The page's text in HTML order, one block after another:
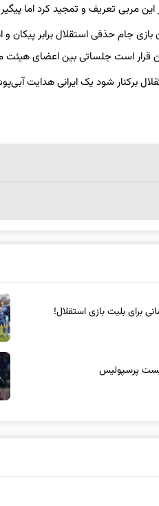
این مربی تعریف و تمجید کرد اما
جام حذفی استقلال برابر
است جلساتی بین اعضای هیئت
برکنار شود یک ایرانی هدایت
پرسپولیس